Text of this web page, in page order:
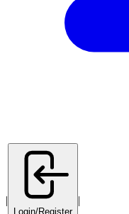
|
Login/Register
|